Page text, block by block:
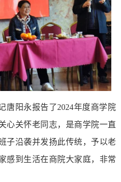
唐阳永报告了2024年度商学院
心关怀老同志，是商学院一直
子沿袭并发扬此传统，予以老
感到生活在商院大家庭，非常